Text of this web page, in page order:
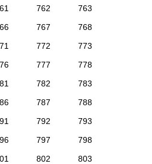
762
763
767
768
772
773
777
778
782
783
787
788
792
793
797
798
802
803